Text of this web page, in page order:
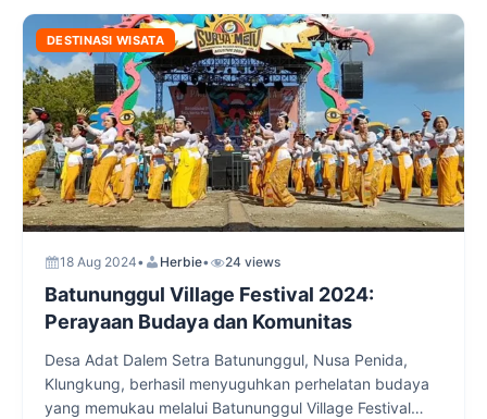
DESTINASI WISATA
18 Aug 2024• Herbie• 24 views
Batununggul Village Festival 2024:
Perayaan Budaya dan Komunitas
Desa Adat Dalem Setra Batununggul, Nusa Penida,
Klungkung, berhasil menyuguhkan perhelatan budaya
yang memukau melalui Batununggul Village Festival